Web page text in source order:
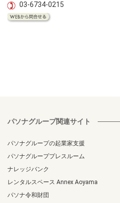
03-6734-0215
パソナグループ関連サイト
パソナグループの起業家支援
パソナグループプレスルーム
ナレッジバンク
レンタルスペース Annex Aoyama
パソナ令和財団